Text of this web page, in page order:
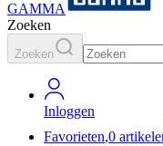
GAMMA
Zoeken
Zoeken
Inloggen
Favorieten,0